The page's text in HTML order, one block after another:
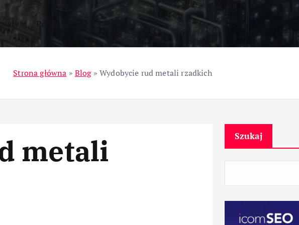
Przemysł
Strona główna » Blog»Wydobycie rud metali rzadkich
metali
Szukaj